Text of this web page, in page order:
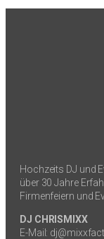
Hochzeits DJ und
über 30 Jahre
Firmenfeiern und
DJ CHRISMIXX
E-Mail: